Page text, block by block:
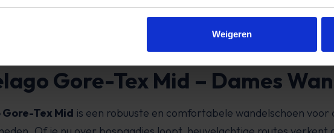
Weigeren
Gore-Tex Mid – Dames
Tex Mid is een robuuste en comfortabele wandelschoen